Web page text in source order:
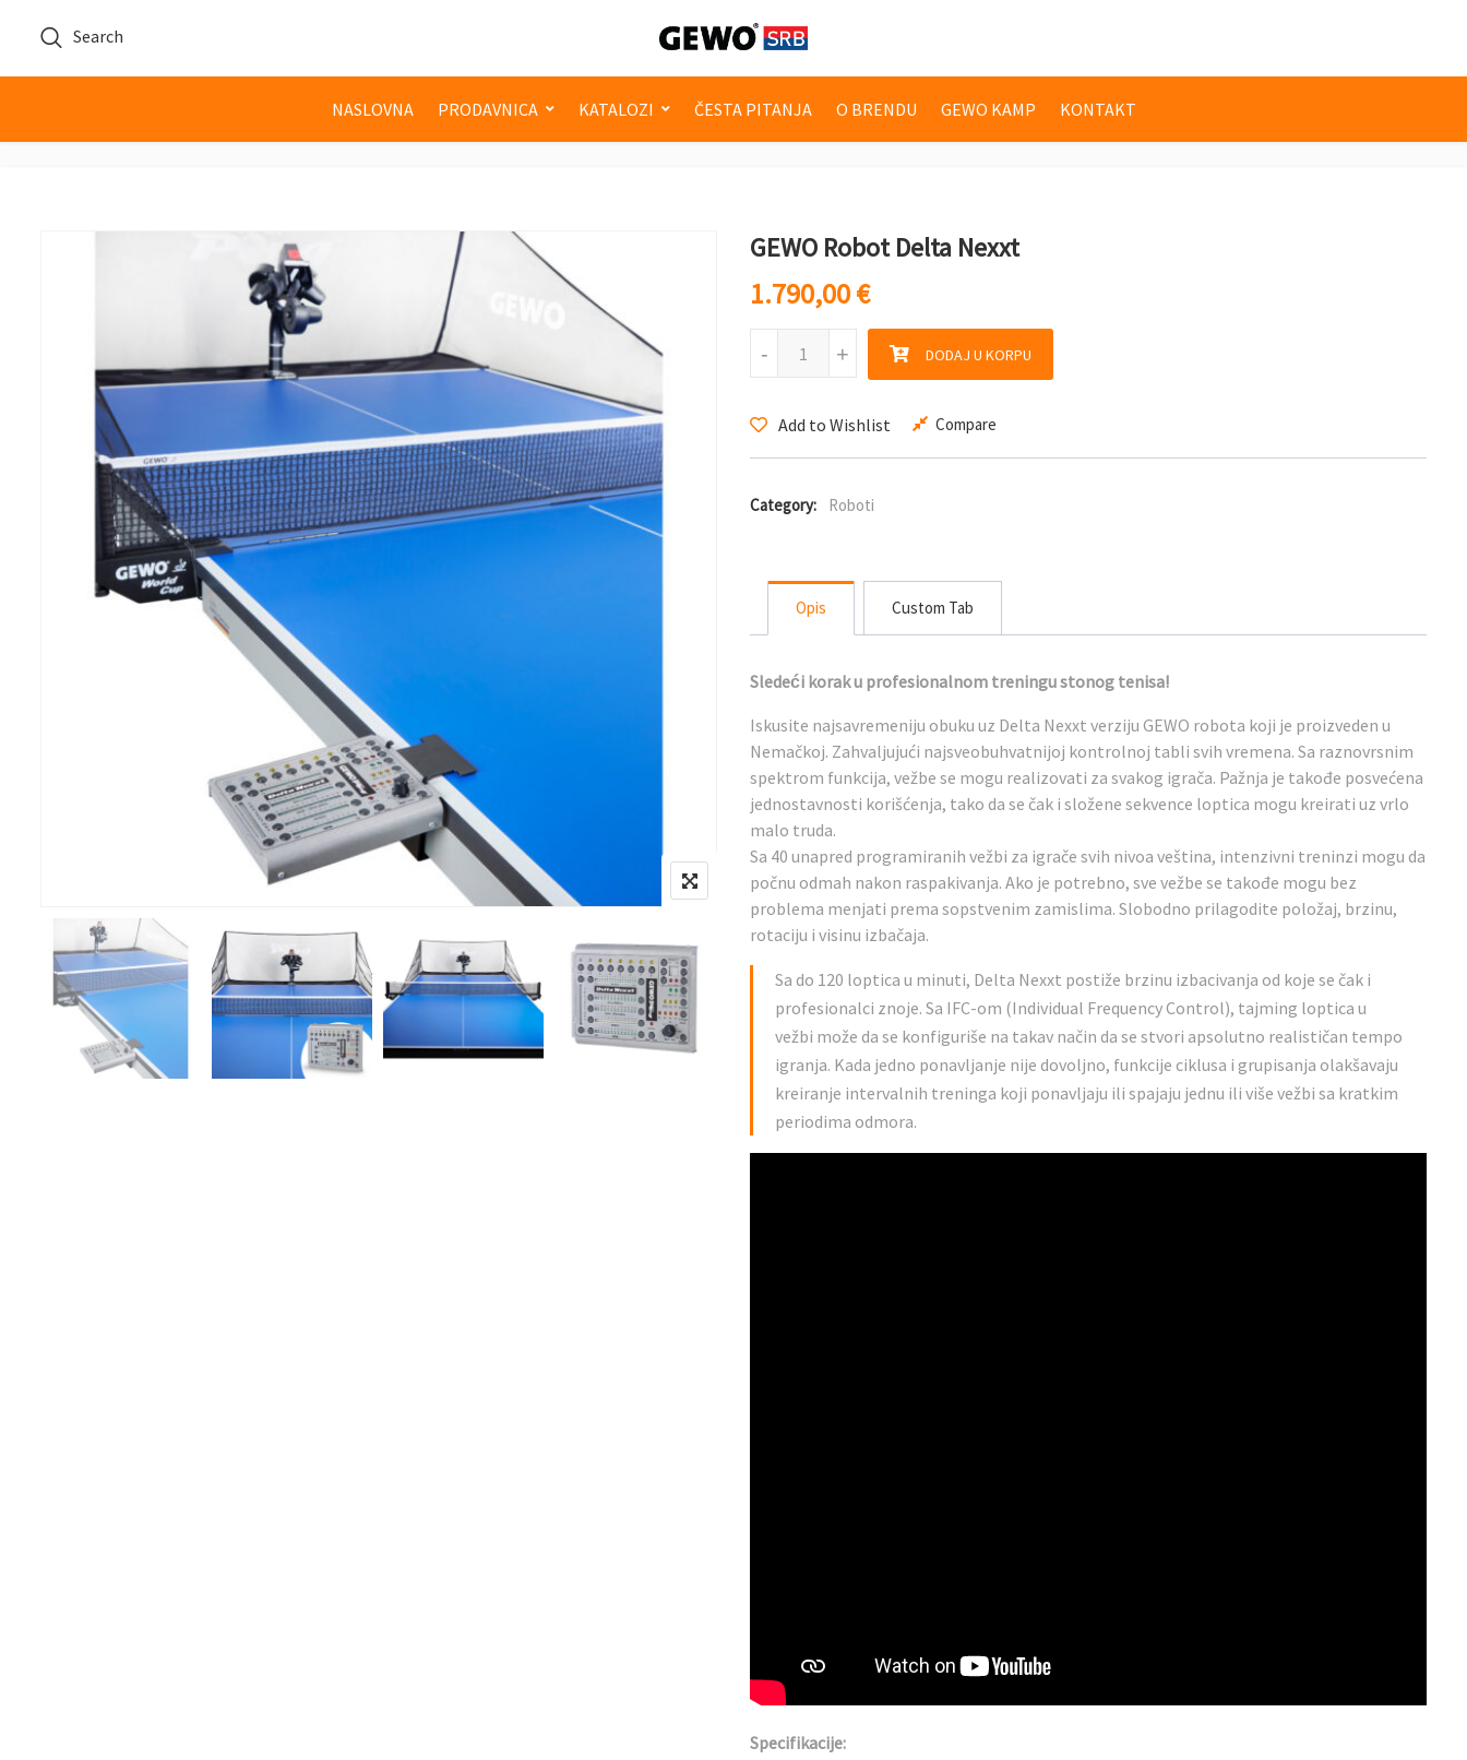
Search
NASLOVNA PRODAVNICA KATALOZI ČESTA PITANJA O BRENDU GEWO KAMP KONTAKT
GEWO Robot Delta Nexxt
1.790,00€
GEWO Robot Delta Nexxt količina
+
- DODAJ U KORPU
Add to Wishlist Compare
Category: Roboti
Opis Custom Tab
Sledeći korak u profesionalnom treningu stonog tenisa!
Iskusite najsavremeniju obuku uz Delta Nexxt verziju GEWO robota koji je proizveden u
Nemačkoj. Zahvaljujući najsveobuhvatnijoj kontrolnoj tabli svih vremena. Sa raznovrsnim
spektrom funkcija, vežbe se mogu realizovati za svakog igrača. Pažnja je takođe posvećena
jednostavnosti korišćenja, tako da se čak i složene sekvence loptica mogu kreirati uz vrlo
malo truda.
Sa 40 unapred programiranih vežbi za igrače svih nivoa veština, intenzivni treninzi mogu da
počnu odmah nakon raspakivanja. Ako je potrebno, sve vežbe se takođe mogu bez
problema menjati prema sopstvenim zamislima. Slobodno prilagodite položaj, brzinu,
rotaciju i visinu izbačaja.
Sa do 120 loptica u minuti, Delta Nexxt postiže brzinu izbacivanja od koje se čak i
profesionalci znoje. Sa IFC-om (Individual Frequency Control), tajming loptica u
vežbi može da se konfiguriše na takav način da se stvori apsolutno realističan tempo
igranja. Kada jedno ponavljanje nije dovoljno, funkcije ciklusa i grupisanja olakšavaju
kreiranje intervalnih treninga koji ponavljaju ili spajaju jednu ili više vežbi sa kratkim
periodima odmora.
Specifikacije: